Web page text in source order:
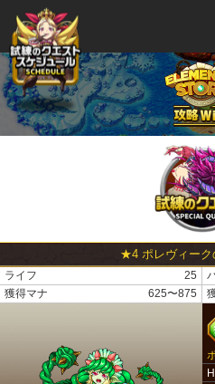
★4 ポレヴィーク
ライフ 25
獲得マナ
625〜875